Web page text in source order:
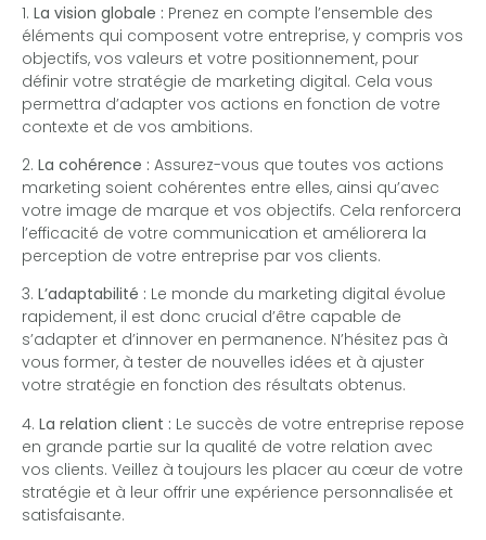
1. La vision globale : Prenez en compte l’ensemble des
éléments qui composent votre entreprise, y compris vos
objectifs, vos valeurs et votre positionnement, pour
définir votre stratégie de marketing digital. Cela vous
permettra d’adapter vos actions en fonction de votre
contexte et de vos ambitions.
2. La cohérence : Assurez-vous que toutes vos actions
marketing soient cohérentes entre elles, ainsi qu’avec
votre image de marque et vos objectifs. Cela renforcera
l’efficacité de votre communication et améliorera la
perception de votre entreprise par vos clients.
3. L’adaptabilité : Le monde du marketing digital évolue
rapidement, il est donc crucial d’être capable de
s’adapter et d’innover en permanence. N’hésitez pas à
vous former, à tester de nouvelles idées et à ajuster
votre stratégie en fonction des résultats obtenus.
4. La relation client : Le succès de votre entreprise repose
en grande partie sur la qualité de votre relation avec
vos clients. Veillez à toujours les placer au cœur de votre
stratégie et à leur offrir une expérience personnalisée et
satisfaisante.